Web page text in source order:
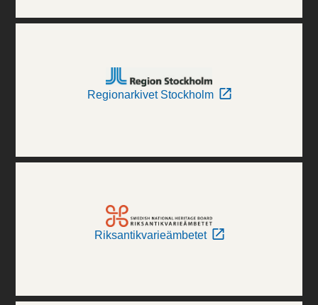
Regionarkivet Stockholm
Riksantikvarieämbetet